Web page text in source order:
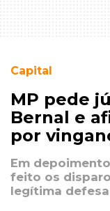
Capital
MP pede
Bernal e
por
Em
feito os
legítima defesa